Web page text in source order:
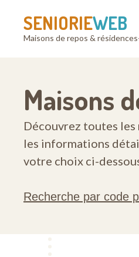
SENIORIEWEB
Maisons de repos &
Maisons
Découvrez toutes les
les informations
votre choix ci-
Recherche par code